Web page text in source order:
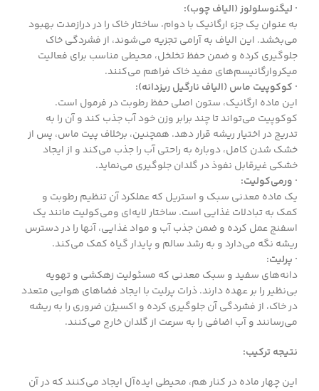
· لیگنوسلولوز (الیاف چوب):
به عنوان یک جزء ارگانیک با دوام، ساختار خاک را در درازمدت بهبود
می‌بخشد. این الیاف به آرامی تجزیه می‌شوند، از فشردگی خاک
جلوگیری کرده و ضمن حفظ تخلخل، محیطی مناسب برای فعالیت
میکروارگانیسم‌های مفید خاک فراهم می‌کنند.
· کوکوپیت ماس (الیاف نارگیل ریزدانه):
این ماده ارگانیک، ستون اصلی حفظ رطوبت در فرمول است.
کوکوپیت می‌تواند تا چند برابر وزن خود آب جذب کند و آن را به
تدریج در اختیار ریشه قرار دهد. همچنین، برخلاف پیت ماس، پس از
خشک شدن کامل، دوباره به راحتی آب را جذب می‌کند و از ایجاد
خشکی غیرقابل نفوذ در گلدان جلوگیری می‌نماید.
· ورمی‌کولیت:
یک ماده معدنی سبک و استریل که عملکرد آن تنظیم رطوبت و
کمک به تبادلات غذایی است. ساختار لایه‌ای ومی‌کولیت مانند یک
اسفنج عمل کرده و ضمن جذب آب و مواد غذایی، آنها را در دسترس
ریشه نگه می‌دارد و به رشد سالم و پایدار گیاه کمک می‌کند.
· پرلیت:
دانه‌های سفید و سبک معدنی که مسئولیت زهکشی و تهویه
بی‌نظیر را بر عهده دارند. ذرات پرلیت با ایجاد فضاهای هوایی متعدد
در خاک، از فشردگی آن جلوگیری کرده و اکسیژن ضروری را به ریشه
می‌رسانند و آب اضافی را به سرعت از گلدان خارج می‌کنند.
نتیجه ترکیب:
این چهار ماده در کنار هم، محیطی ایده‌آل ایجاد می‌کنند که در آن